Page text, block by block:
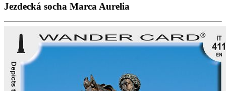
Jezdecká socha Marca Aurelia